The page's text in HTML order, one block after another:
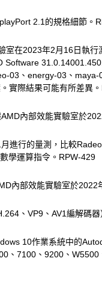
2.1的規格細節。
室在2023年2月16日執
03、energy-03、
實際結果可能有所差異
內部效能實驗室於
進行的量測，比較
學運算指令。RPW-429
內部效能實驗室於
、VP9、AV1編解碼
10作業系統中的
、7100、9200、